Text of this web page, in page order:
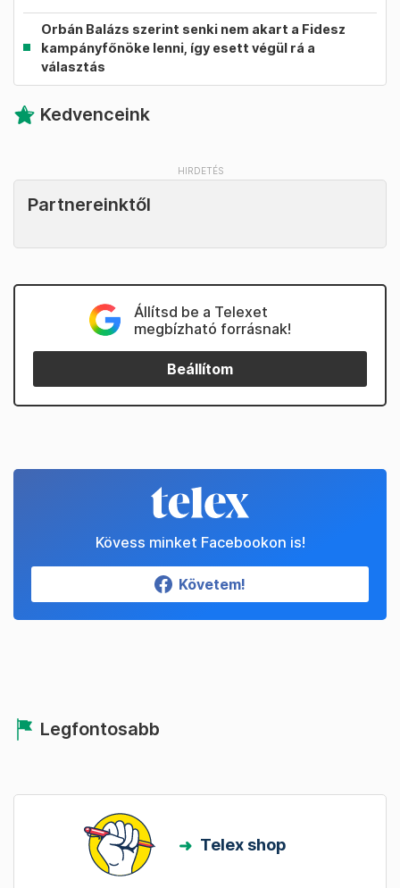
Orbán Balázs szerint senki nem akart a Fidesz
kampányfőnöke lenni, így esett végül rá a
választás
Kedvenceink
Partnereinktől
Állítsd be a Telexet
megbízható forrásnak!
Beállítom
Kövess minket Facebookon is!
Követem!
Legfontosabb
Telex shop